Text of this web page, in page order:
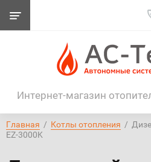
Интернет-магазин
Главная
  /
Котлы отопления
/
EZ-3000K